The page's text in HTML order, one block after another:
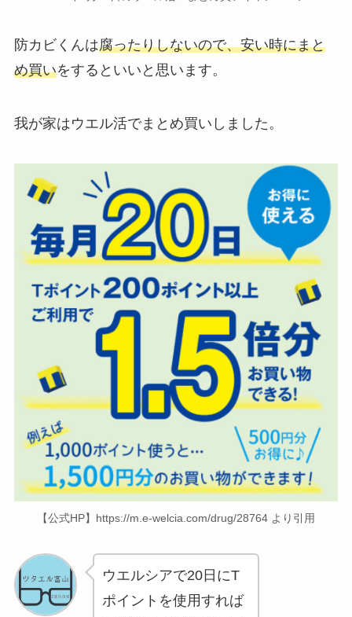
防カビくんは腐ったりしないので、安い時にまと
め買いをするといいと思います。
我が家はウエル活でまとめ買いしました。
【公式HP】https://m.e-welcia.com/drug/28764 より引用
ウエルシアで20日にT
ポイントを使用すれば